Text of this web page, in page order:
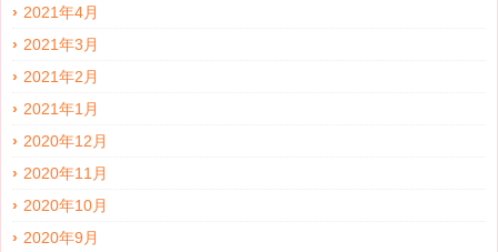
2021年4月
2021年3月
2021年2月
2021年1月
2020年12月
2020年11月
2020年10月
2020年9月